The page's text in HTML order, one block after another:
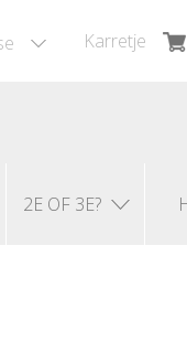
Karretje
2E OF 3E?